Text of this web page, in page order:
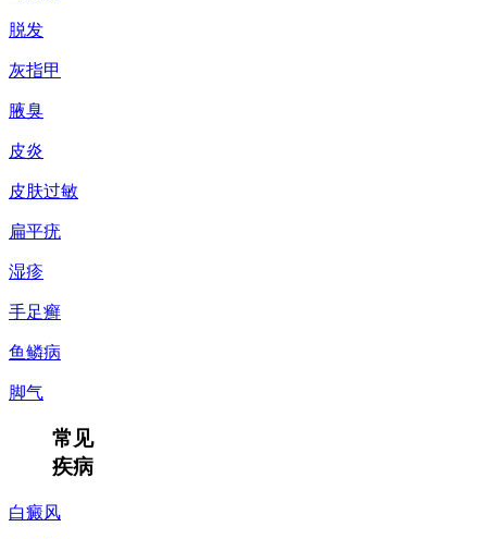
脱发
灰指甲
腋臭
皮炎
皮肤过敏
扁平疣
湿疹
手足癣
鱼鳞病
脚气
常见
疾病
白癜风